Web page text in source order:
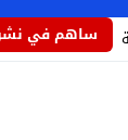
ساهم في